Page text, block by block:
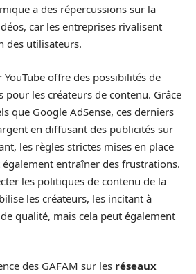
a des répercussions sur la
car les entreprises rivalisent
des utilisateurs.
YouTube offre des possibilités de
pour les créateurs de contenu. Grâce
que Google AdSense, ces derniers
en diffusant des publicités sur
les règles strictes mises en place
également entraîner des frustrations.
les politiques de contenu de la
les créateurs, les incitant à
qualité, mais cela peut également
des GAFAM sur les réseaux